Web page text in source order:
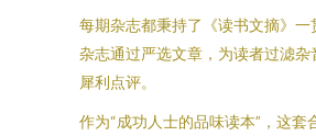
每期杂志都秉持了《读书文摘》
杂志通过严选文章，为读者过滤
犀利点评。
作为“成功人士的品味读本”，这